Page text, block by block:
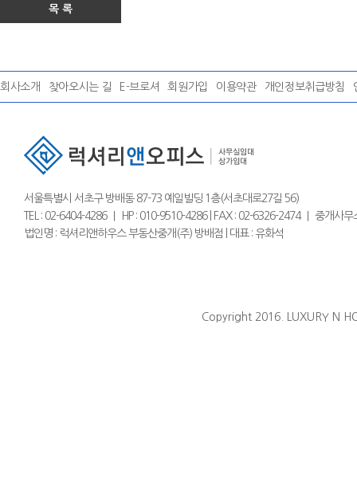
목 록
회사소개 찾아오시는 길 E-브로셔 회원가입 이용약관 개인정보취급방침
서울특별시 서초구 방배동 87-73 예일빌딩 1층(서초대로27길 56)
TEL : 02-6404-4286 ｜ HP : 010-9510-4286 | FAX : 02-6326-2474 ｜ 중개
법인명 : 럭셔리앤하우스 부동산중개(주) 방배점 | 대표 : 유화석
Copyright 2016. LUXURY N